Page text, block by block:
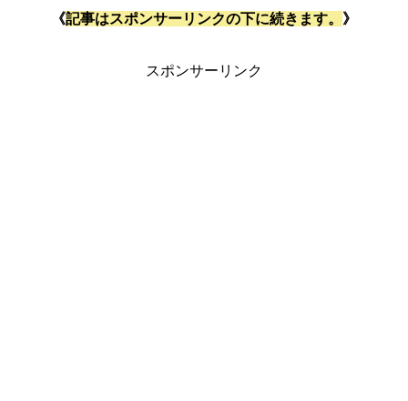
《記事はスポンサーリンクの下に続きます。 》
スポンサーリンク